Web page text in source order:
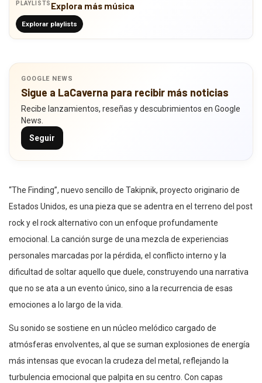
PLAYLISTS Explora más música
Explorar playlists
GOOGLE NEWS
Sigue a LaCaverna para recibir más noticias
Recibe lanzamientos, reseñas y descubrimientos en Google
News.
Seguir
“The Finding”, nuevo sencillo de Takipnik, proyecto originario de
Estados Unidos, es una pieza que se adentra en el terreno del post
rock y el rock alternativo con un enfoque profundamente
emocional. La canción surge de una mezcla de experiencias
personales marcadas por la pérdida, el conflicto interno y la
dificultad de soltar aquello que duele, construyendo una narrativa
que no se ata a un evento único, sino a la recurrencia de esas
emociones a lo largo de la vida.
Su sonido se sostiene en un núcleo melódico cargado de
atmósferas envolventes, al que se suman explosiones de energía
más intensas que evocan la crudeza del metal, reflejando la
turbulencia emocional que palpita en su centro. Con capas